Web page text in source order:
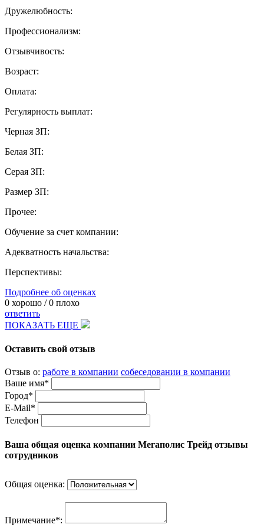
Дружелюбность:
Профессионализм:
Отзывчивость:
Возраст:
Оплата:
Регулярность выплат:
Черная ЗП:
Белая ЗП:
Серая ЗП:
Размер ЗП:
Прочее:
Обучение за счет компании:
Адекватность начальства:
Перспективы:
Подробнее об оценках
0 хорошо /0 плохо
ответить
ПОКАЗАТЬ ЕЩЕ
Оставить свой отзыв
Отзыв о: работе в компании собеседовании в компании
Ваше имя*
Город*
E-Mail*
Телефон
Ваша общая оценка компании Мегаполис Трейд отзывы
сотрудников
Общая оценка:
Примечание*: